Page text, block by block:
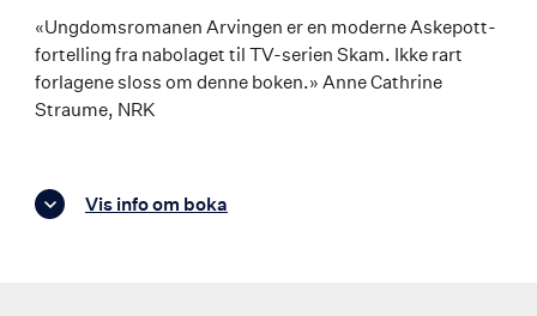
«Ungdomsromanen Arvingen er en moderne Askepott-
fortelling fra nabolaget til TV-serien Skam. Ikke rart
forlagene sloss om denne boken.» Anne Cathrine
Straume, NRK
Vis info om boka